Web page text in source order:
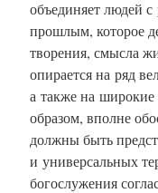
объединяет людей
прошлым, которое
творения, смысла
опирается на ряд
а также на
образом, вполне
должны быть
и универсальных
богослужения